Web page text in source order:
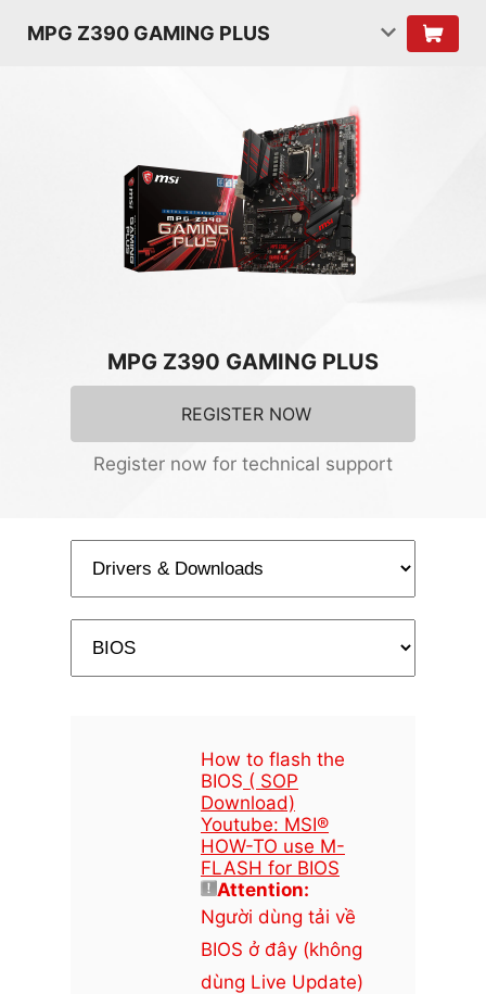
MPG Z390 GAMING PLUS
MPG Z390 GAMING PLUS
REGISTER NOW
Register now for technical support
How to flash the
BIOS ( SOP
Download)
Youtube: MSI®
HOW-TO use M-
FLASH for BIOS
Attention:
Người dùng tải về
BIOS ở đây (không
dùng Live Update)